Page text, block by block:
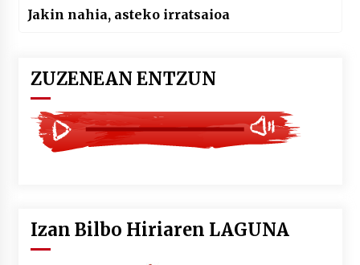
Jakin nahia, asteko irratsaioa
ZUZENEAN ENTZUN
Izan Bilbo Hiriaren LAGUNA